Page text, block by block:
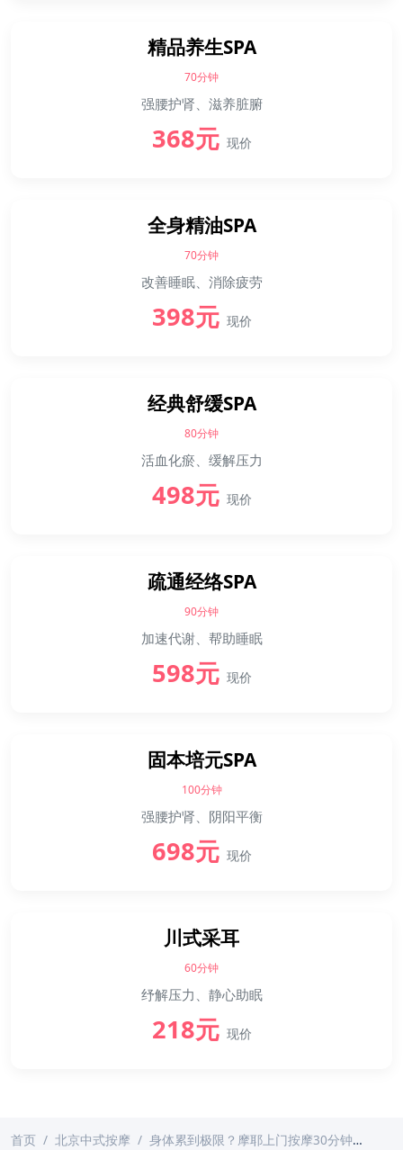
精品养生SPA
70分钟
强腰护肾、滋养脏腑
368元 现价
全身精油SPA
70分钟
改善睡眠、消除疲劳
398元 现价
经典舒缓SPA
80分钟
活血化瘀、缓解压力
498元 现价
疏通经络SPA
90分钟
加速代谢、帮助睡眠
598元 现价
固本培元SPA
100分钟
强腰护肾、阴阳平衡
698元 现价
川式采耳
60分钟
纾解压力、静心助眠
218元 现价
首页 北京中式按摩 身体累到极限？摩耶上门按摩30分钟同城上门推拿SPA，首单减300